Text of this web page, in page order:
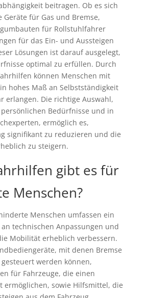
beitragen. Ob es sich
für Gas und Bremse,
für Rollstuhlfahrer
für das Ein- und Aussteigen
Lösungen ist darauf ausgelegt,
optimal zu erfüllen. Durch
können Menschen mit
hohes Maß an Selbstständigkeit
erlangen. Die richtige Auswahl,
Bedürfnisse und in
ermöglich es,
signifikant zu reduzieren und die
zu steigern.
gibt es für
Menschen?
Menschen umfassen ein
technischen Anpassungen und
Mobilität erheblich verbessern.
mit denen Bremse
werden können,
für Fahrzeuge, die einen
ermöglichen, sowie Hilfsmittel, die